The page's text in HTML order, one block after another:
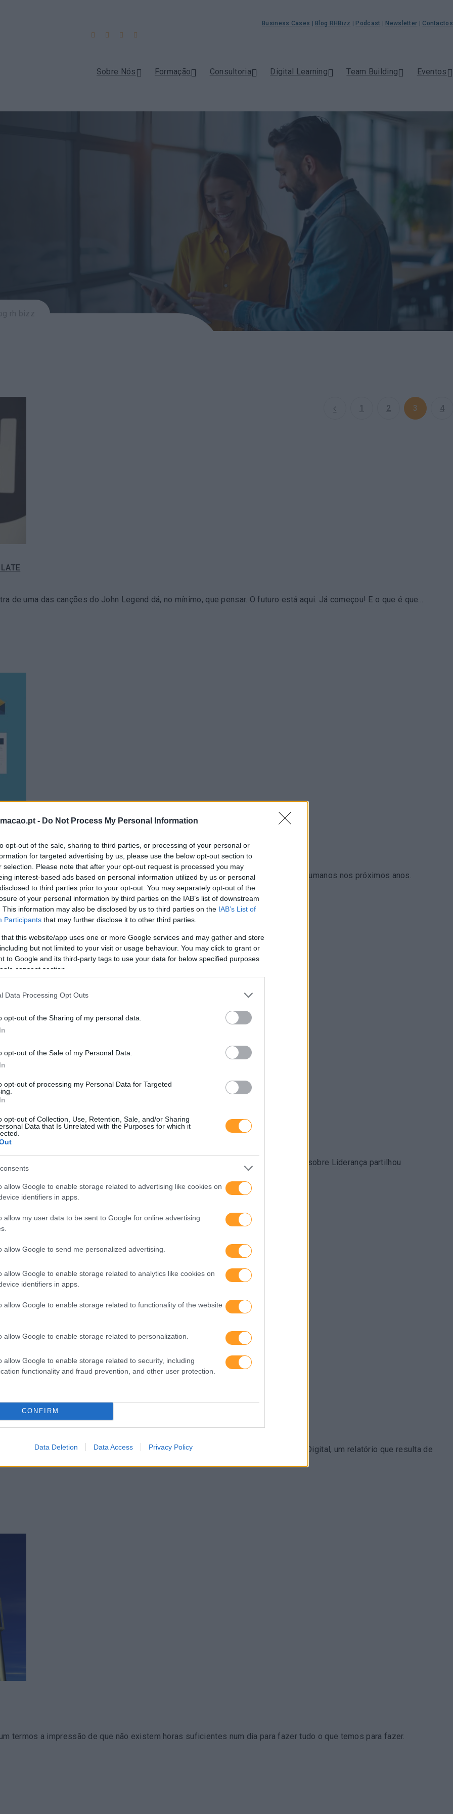
- Do Not Process My Personal Information
opt-out of the sale, sharing to third parties, or processing of your personal or
for targeted advertising by us, please use the below opt-out section to
selection. Please note that after your opt-out request is processed you may
interest-based ads based on personal information utilized by us or personal
to third parties prior to your opt-out. You may separately opt-out of the
of your personal information by third parties on the IAB’s list of downstream
This information may also be disclosed by us to third parties on the IAB’s List of
Participants that may further disclose it to other third parties.
that this website/app uses one or more Google services and may gather and store
but not limited to your visit or usage behaviour. You may click to grant or
to Google and its third-party tags to use your data for below specified purposes
consent section.
Data Processing Opt Outs
opt-out of the Sharing of my personal data.
opt-out of the Sale of my Personal Data.
opt-out of processing my Personal Data for Targeted
opt-out of Collection, Use, Retention, Sale, and/or Sharing
Data that Is Unrelated with the Purposes for which it
allow Google to enable storage related to advertising like cookies on
identifiers in apps.
allow my user data to be sent to Google for online advertising
allow Google to send me personalized advertising.
allow Google to enable storage related to analytics like cookies on
identifiers in apps.
allow Google to enable storage related to functionality of the website
allow Google to enable storage related to personalization.
allow Google to enable storage related to security, including
functionality and fraud prevention, and other user protection.
CONFIRM
Data Deletion Data Access Privacy Policy
Business Cases Blog RHBizz Podcast Newsletter Contactos
Sobre Nós Formação Consultoria Digital Learning Team Building Eventos
de uma das canções do John Legend dá, no mínimo, que pensar. O futuro está aqui. Já começou! E o que é que…
das tendências que vão marcar a formação e o desenvolvimento de Recursos Humanos nos próximos anos.
nos atuais modelos de gestão de pessoas? Um conjunto de autores de obras sobre Liderança partilhou
DIGITAL BRIAN SOLIS 2017’?
Brian Solis acaba de publicar o seu 3º Estudo do estado da Transformação Digital, um relatório que resulta de
termos a impressão de que não existem horas suficientes num dia para fazer tudo o que temos para fazer.
1 2 3 4